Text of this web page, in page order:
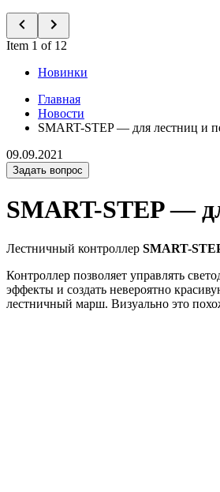
Item 1 of 12
Новинки
Главная
Новости
SMART-STEP — для лестниц и
09.09.2021
Задать вопрос
SMART-STEP —
Лестничный контроллер SMART-
Контроллер позволяет управлять
эффекты и создать невероятно
лестничный марш. Визуально это